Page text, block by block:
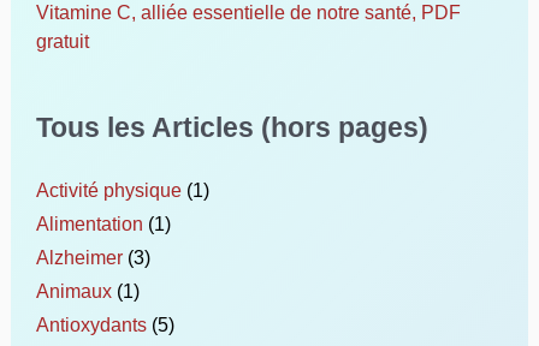
Vitamine C, alliée essentielle de notre santé, PDF
gratuit
Tous les Articles (hors pages)
Activité physique (1)
Alimentation (1)
Alzheimer (3)
Animaux (1)
Antioxydants (5)